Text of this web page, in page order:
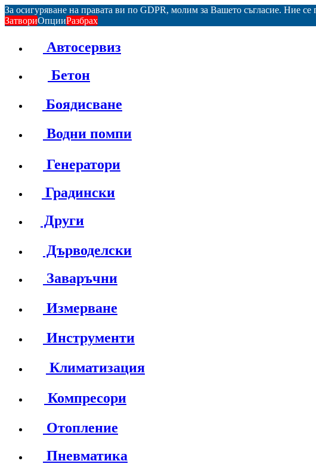
За осигуряване на правата ви по GDPR, молим за Вашето съгласие. Ние
ЗатвориОпцииРазбрах
Автосервиз
Бетон
Боядисване
Водни помпи
Генератори
Градински
Други
Дърводелски
Заваръчни
Измерване
Инструменти
Климатизация
Компресори
Отопление
Пневматика